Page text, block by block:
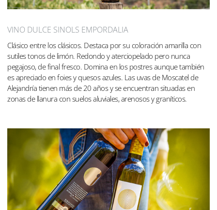
VINO DULCE SINOLS EMPORDALIA
Clásico entre los clásicos. Destaca por su coloración amarilla con
sutiles tonos de limón. Redondo y aterciopelado pero nunca
pegajoso, de final fresco. Domina en los postres aunque también
es apreciado en foies y quesos azules. Las uvas de Moscatel de
Alejandría tienen más de 20 años y se encuentran situadas en
zonas de llanura con suelos aluviales, arenosos y graníticos.